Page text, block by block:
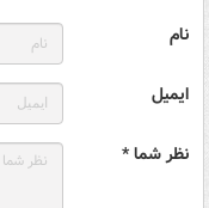
نام
ایمیل
نظر شما *